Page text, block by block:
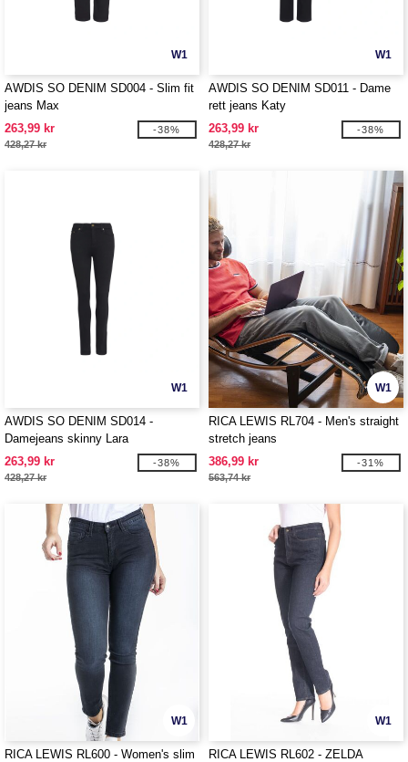
W1
AWDIS SO DENIM SD004 - Slim fit
jeans Max
263,99 kr
428,27 kr
-38%
W1
AWDIS SO DENIM SD011 - Dame
rett jeans Katy
263,99 kr
428,27 kr
-38%
W1
AWDIS SO DENIM SD014 -
Damejeans skinny Lara
263,99 kr
428,27 kr
-38%
W1
RICA LEWIS RL704 - Men's straight
stretch jeans
386,99 kr
563,74 kr
-31%
W1
RICA LEWIS RL600 - Women's slim
W1
RICA LEWIS RL602 - ZELDA